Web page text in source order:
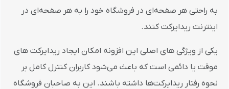
به راحتی هر صفحه‌ای در فروشگاه خود را به هر صفحه‌ای در
اینترنت ریدایرکت کنند.
یکی از ویژگی های اصلی این افزونه امکان ایجاد ریدایرکت های
موقت یا دائمی است که باعث می‌شود کاربران کنترل کامل بر
نحوه رفتار ریدایرکت‌ها داشته باشند. این به صاحبان فروشگاه